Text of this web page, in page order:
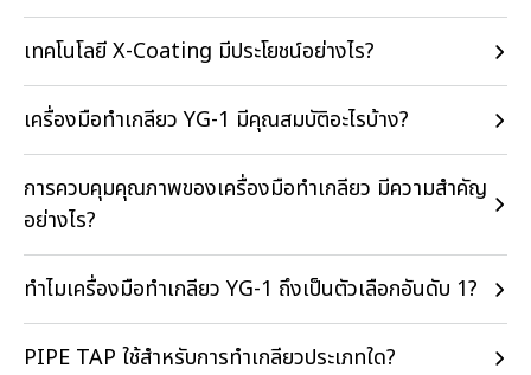
เทคโนโลยี X-Coating มีประโยชน์อย่างไร?
เครื่องมือทำเกลียว YG-1 มีคุณสมบัติอะไรบ้าง?
การควบคุมคุณภาพของเครื่องมือทำเกลียว มีความสำคัญ
อย่างไร?
ทำไมเครื่องมือทำเกลียว YG-1 ถึงเป็นตัวเลือกอันดับ 1?
PIPE TAP ใช้สำหรับการทำเกลียวประเภทใด?